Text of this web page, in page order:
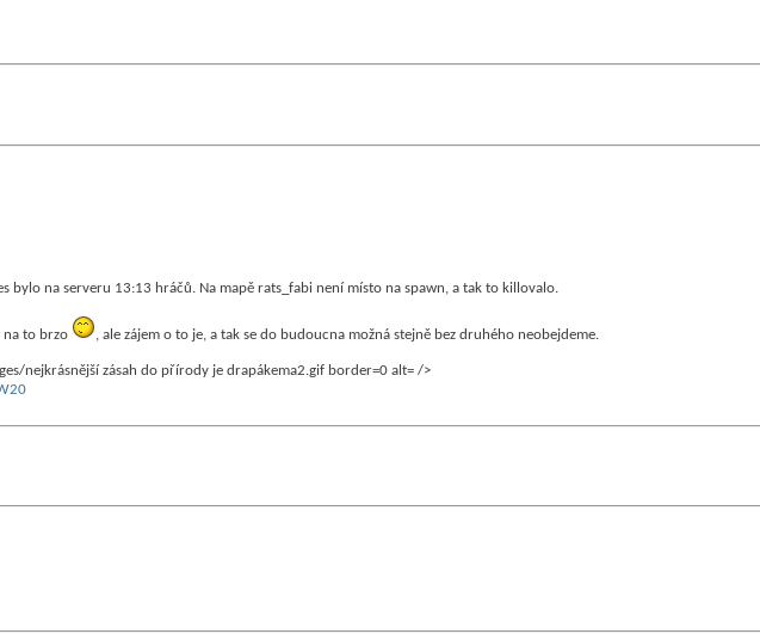
bylo na serveru 13:13 hráčů. Na mapě rats_fabi není místo na spawn, a tak to killovalo.
na to brzo
, ale zájem o to je, a tak se do budoucna možná stejně bez druhého neobejdeme.